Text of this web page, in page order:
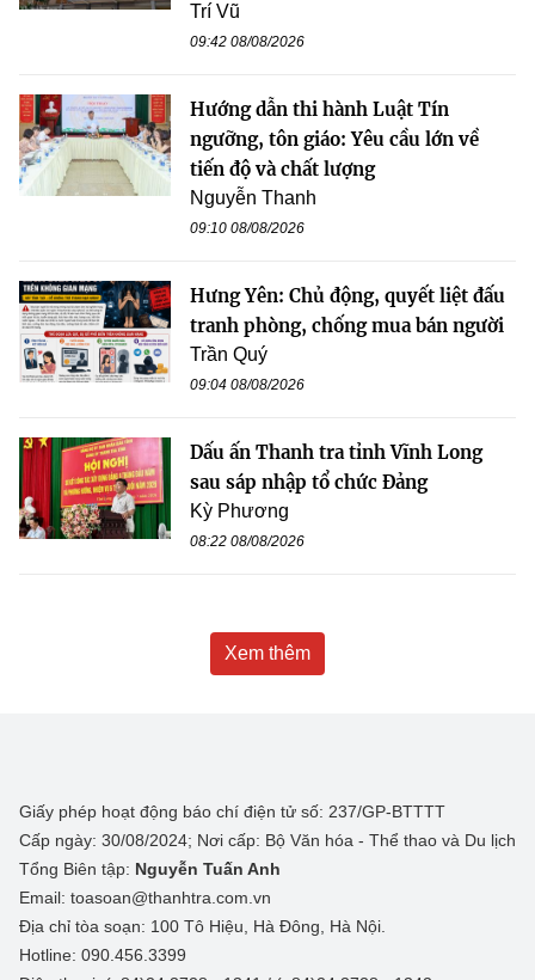
Trí Vũ
09:42 08/08/2026
Hướng dẫn thi hành Luật Tín
ngưỡng, tôn giáo: Yêu cầu lớn về
tiến độ và chất lượng
Nguyễn Thanh
09:10 08/08/2026
Hưng Yên: Chủ động, quyết liệt đấu
tranh phòng, chống mua bán người
Trần Quý
09:04 08/08/2026
Dấu ấn Thanh tra tỉnh Vĩnh Long
sau sáp nhập tổ chức Đảng
Kỳ Phương
08:22 08/08/2026
Xem thêm
Giấy phép hoạt động báo chí điện tử số: 237/GP-BTTTT
Cấp ngày: 30/08/2024; Nơi cấp: Bộ Văn hóa - Thể thao và Du lịch
Tổng Biên tập: Nguyễn Tuấn Anh
Email: toasoan@thanhtra.com.vn
Địa chỉ tòa soạn: 100 Tô Hiệu, Hà Đông, Hà Nội.
Hotline: 090.456.3399